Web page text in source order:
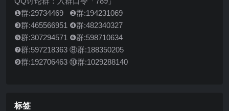
❶群:29734469 ❷群:194231069
❸群:465566951 ❹群:482340327
❺群:307294571 ❻群:598710634
❼群:597218363 ⑧群:188350205
❾群:192706463 ⑩群:1029288140
标签